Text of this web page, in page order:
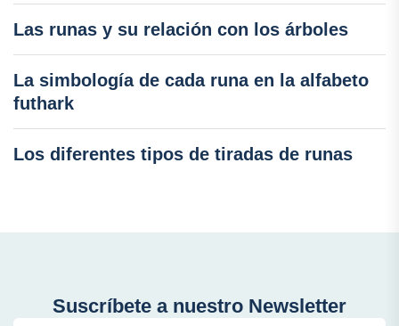
Las runas y su relación con los árboles
La simbología de cada runa en la alfabeto
futhark
Los diferentes tipos de tiradas de runas
Suscríbete a nuestro Newsletter